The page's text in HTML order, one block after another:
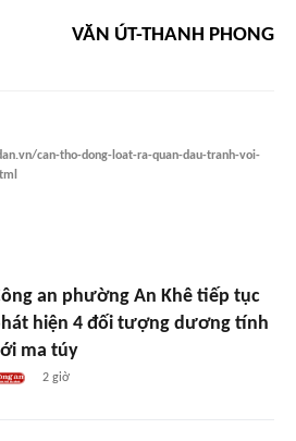
VĂN ÚT-THANH PHONG
can-tho-dong-loat-ra-quan-dau-tranh-voi-
an phường An Khê tiếp tục
hiện 4 đối tượng dương tính
ma túy
2 giờ